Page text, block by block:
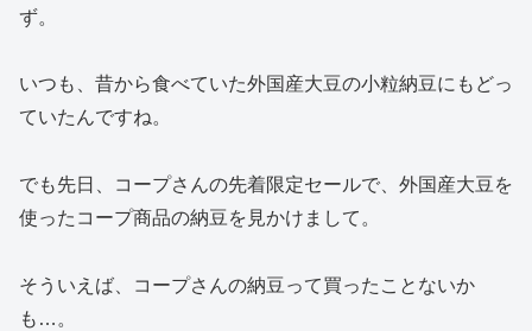
ず。
いつも、昔から食べていた外国産大豆の小粒納豆にもどっ
ていたんですね。
でも先日、コープさんの先着限定セールで、外国産大豆を
使ったコープ商品の納豆を見かけまして。
そういえば、コープさんの納豆って買ったことないか
も…。